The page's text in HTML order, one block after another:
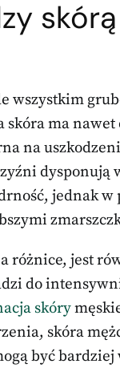
wszystkim
ma
na
dysponują
jednak
różnice, jest
do
skóry
skóra
być